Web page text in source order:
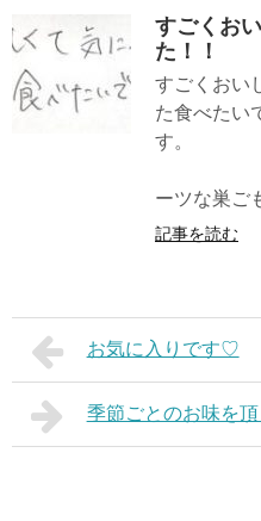
すごくお
た！！
すごくおい
た食べたい
（東
ーツな巣ご
記事を読む
お気に入りです♡
季節ごとのお味を